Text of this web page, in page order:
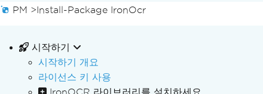
PM >Install-Package IronOcr
시작하기
시작하기 개요
라이선스 키 사용
IronOCR 라이브러리를 설치하세요